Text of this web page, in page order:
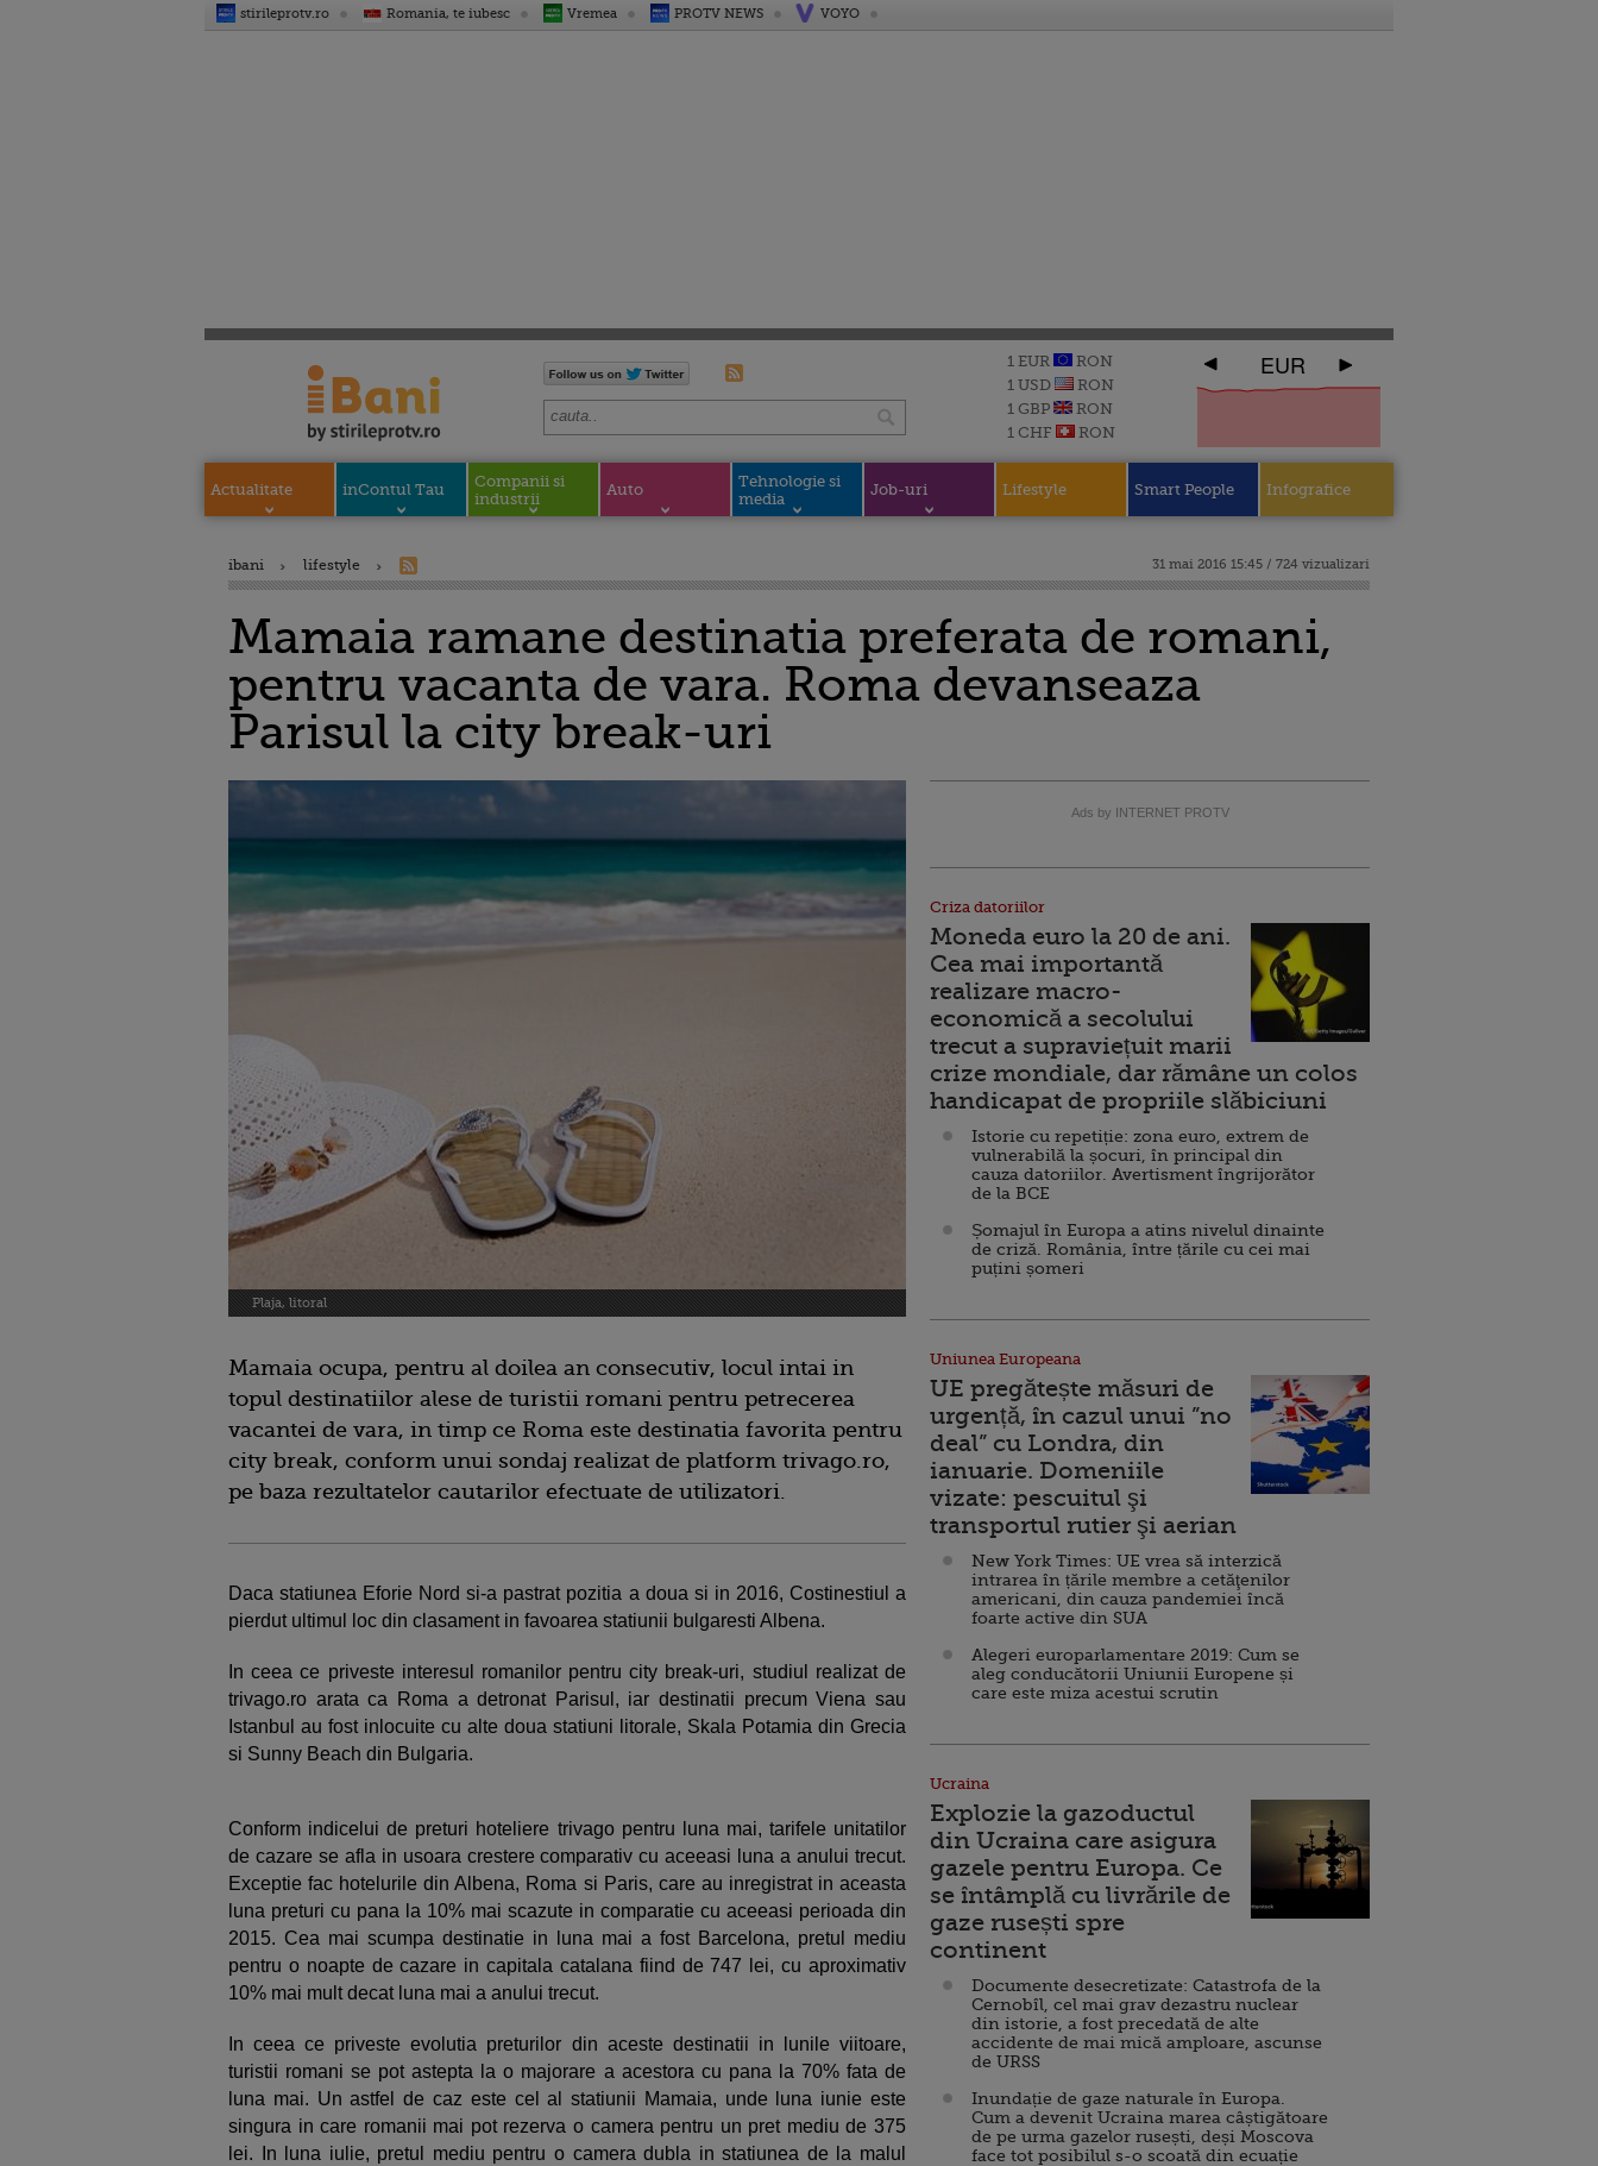
stirileprotv.ro Romania, te iubesc Vremea PROTV NEWS VOYO
1 EUR
RON
1 USD
RON
1 GBP
RON
1 CHF
RON
EUR
Actualitate inContul Tau
Companii si
industrii
Auto
Tehnologie si
media
Job-uri Lifestyle Smart People Infografice
ibani lifestyle 31 mai 2016 15:45 / 724 vizualizari
Mamaia ramane destinatia preferata de romani,
pentru vacanta de vara. Roma devanseaza
Parisul la city break-uri
Plaja, litoral
Mamaia ocupa, pentru al doilea an consecutiv, locul intai in
topul destinatiilor alese de turistii romani pentru petrecerea
vacantei de vara, in timp ce Roma este destinatia favorita pentru
city break, conform unui sondaj realizat de platform trivago.ro,
pe baza rezultatelor cautarilor efectuate de utilizatori.
Daca statiunea Eforie Nord si-a pastrat pozitia a doua si in 2016, Costinestiul a
pierdut ultimul loc din clasament in favoarea statiunii bulgaresti Albena.
In ceea ce priveste interesul romanilor pentru city break-uri, studiul realizat de
trivago.ro arata ca Roma a detronat Parisul, iar destinatii precum Viena sau
Istanbul au fost inlocuite cu alte doua statiuni litorale, Skala Potamia din Grecia
si Sunny Beach din Bulgaria.
Conform indicelui de preturi hoteliere trivago pentru luna mai, tarifele unitatilor
de cazare se afla in usoara crestere comparativ cu aceeasi luna a anului trecut.
Exceptie fac hotelurile din Albena, Roma si Paris, care au inregistrat in aceasta
luna preturi cu pana la 10% mai scazute in comparatie cu aceeasi perioada din
2015. Cea mai scumpa destinatie in luna mai a fost Barcelona, pretul mediu
pentru o noapte de cazare in capitala catalana fiind de 747 lei, cu aproximativ
10% mai mult decat luna mai a anului trecut.
In ceea ce priveste evolutia preturilor din aceste destinatii in lunile viitoare,
turistii romani se pot astepta la o majorare a acestora cu pana la 70% fata de
luna mai. Un astfel de caz este cel al statiunii Mamaia, unde luna iunie este
singura in care romanii mai pot rezerva o camera pentru un pret mediu de 375
lei. In luna iulie, pretul mediu pentru o camera dubla in statiunea de la malul
Ads by INTERNET PROTV
Criza datoriilor
Moneda euro la 20 de ani.
Cea mai importantă
realizare macro-
economică a secolului
trecut a supraviețuit marii
crize mondiale, dar rămâne un colos
handicapat de propriile slăbiciuni
Istorie cu repetiție: zona euro, extrem de
vulnerabilă la șocuri, în principal din
cauza datoriilor. Avertisment îngrijorător
de la BCE
Șomajul în Europa a atins nivelul dinainte
de criză. România, între țările cu cei mai
puțini șomeri
Uniunea Europeana
UE pregătește măsuri de
urgență, în cazul unui ”no
deal” cu Londra, din
ianuarie. Domeniile
vizate: pescuitul şi
transportul rutier şi aerian
New York Times: UE vrea să interzică
intrarea în țările membre a cetăţenilor
americani, din cauza pandemiei încă
foarte active din SUA
Alegeri europarlamentare 2019: Cum se
aleg conducătorii Uniunii Europene și
care este miza acestui scrutin
Ucraina
Explozie la gazoductul
din Ucraina care asigura
gazele pentru Europa. Ce
se întâmplă cu livrările de
gaze rusești spre
continent
Documente desecretizate: Catastrofa de la
Cernobîl, cel mai grav dezastru nuclear
din istorie, a fost precedată de alte
accidente de mai mică amploare, ascunse
de URSS
Inundație de gaze naturale în Europa.
Cum a devenit Ucraina marea câștigătoare
de pe urma gazelor rusești, deși Moscova
face tot posibilul s-o scoată din ecuație